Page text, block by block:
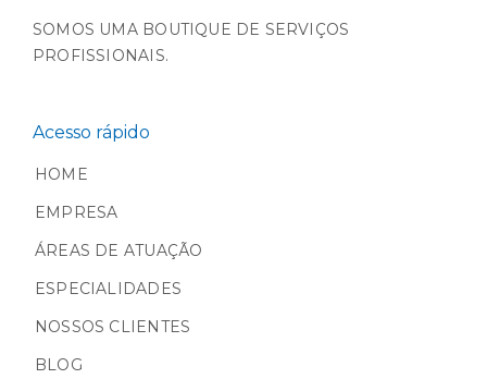
SOMOS UMA BOUTIQUE DE SERVIÇOS
PROFISSIONAIS.
Acesso rápido
HOME
EMPRESA
ÁREAS DE ATUAÇÃO
ESPECIALIDADES
NOSSOS CLIENTES
BLOG